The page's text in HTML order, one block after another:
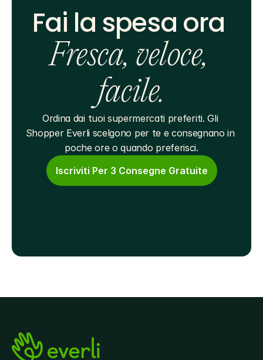
Fai la spesa ora
Fresca, veloce,
facile.
Ordina dai tuoi supermercati preferiti. Gli
Shopper Everli scelgono per te e consegnano in
poche ore o quando preferisci.
Iscriviti Per 3 Consegne Gratuite